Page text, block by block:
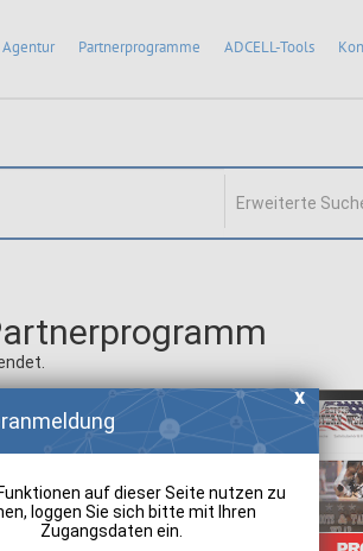
Agentur Partnerprogramme ADCELL-Tools
Erweiterte
auf dieser Seite nutzen zu
loggen Sie sich bitte mit Ihren
Zugangsdaten ein.